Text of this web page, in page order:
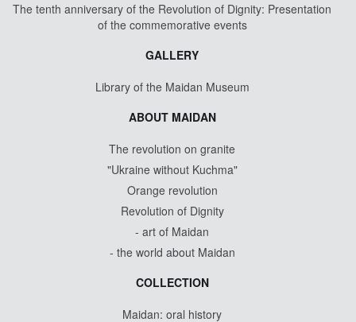
The tenth anniversary of the Revolution of Dignity: Presentation
of the commemorative events
GALLERY
Library of the Maidan Museum
ABOUT MAIDAN
The revolution on granite
"Ukraine without Kuchma"
Orange revolution
Revolution of Dignity
- art of Maidan
- the world about Maidan
COLLECTION
Maidan: oral history